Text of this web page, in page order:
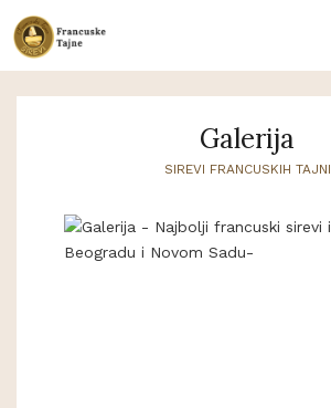
Galerija
SIREVI FRANCUSKIH TAJNI